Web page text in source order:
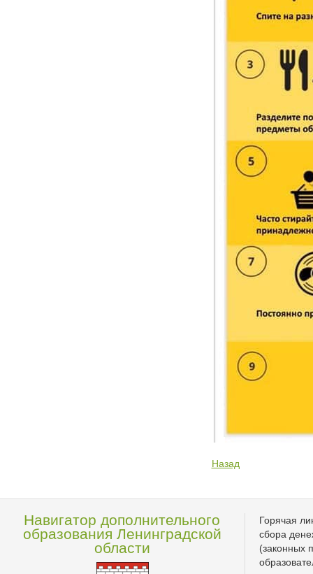
Назад
Навигатор дополнительного
образования Ленинградской
области
Горячая
сбора
(законных